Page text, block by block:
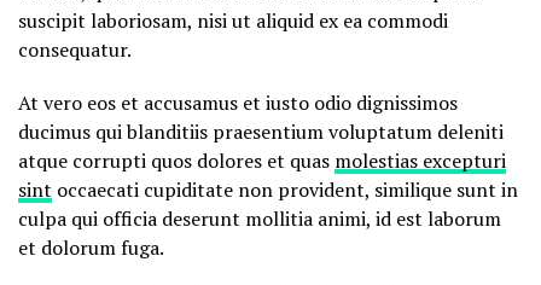
suscipit laboriosam, nisi ut aliquid ex ea commodi
consequatur.
At vero eos et accusamus et iusto odio dignissimos
ducimus qui blanditiis praesentium voluptatum deleniti
atque corrupti quos dolores et quas molestias excepturi
sint occaecati cupiditate non provident, similique sunt in
culpa qui officia deserunt mollitia animi, id est laborum
et dolorum fuga.